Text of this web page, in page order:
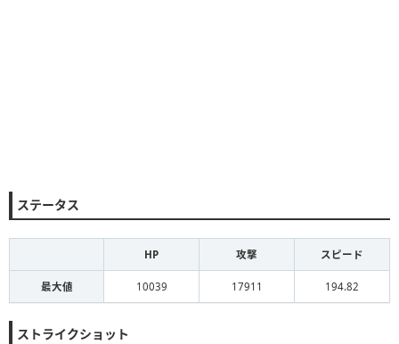
ステータス
HP 攻撃 スピード
最大値 10039 17911 194.82
ストライクショット